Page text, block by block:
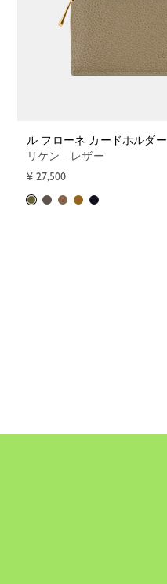
ル フローネ カードホルダー
リケン - レザー
¥ 27,500